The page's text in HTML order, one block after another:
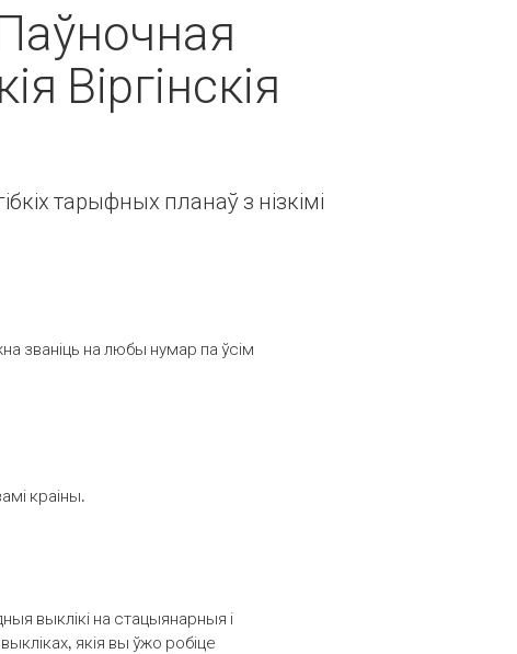
Віргінскія
тарыфных планаў з нізкімі
званіць на любы нумар па ўсім
краіны.
выклікі на стацыянарныя і
якія вы ўжо робіце